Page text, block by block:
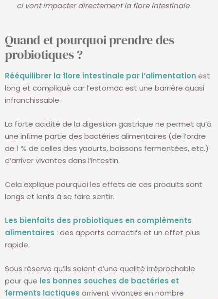
ci vont impacter directement la flore intestinale.
Quand et pourquoi prendre des
probiotiques ?
Rééquilibrer la flore intestinale par l’alimentation est
long et compliqué car l’estomac est une barrière quasi
infranchissable.
La forte acidité de la digestion gastrique ne permet qu’à
une infime partie des bactéries alimentaires (de l’ordre
de 1 % de celles des yaourts, boissons fermentées, etc.)
d’arriver vivantes dans l’intestin.
Cela explique pourquoi les effets de ces produits sont
longs et lents à se faire sentir.
Les bienfaits des probiotiques en compléments
alimentaires : des apports correctifs et un effet plus
rapide.
Sous réserve qu’ils soient d’une qualité irréprochable
pour que les bonnes souches de bactéries et
ferments lactiques arrivent vivantes en nombre